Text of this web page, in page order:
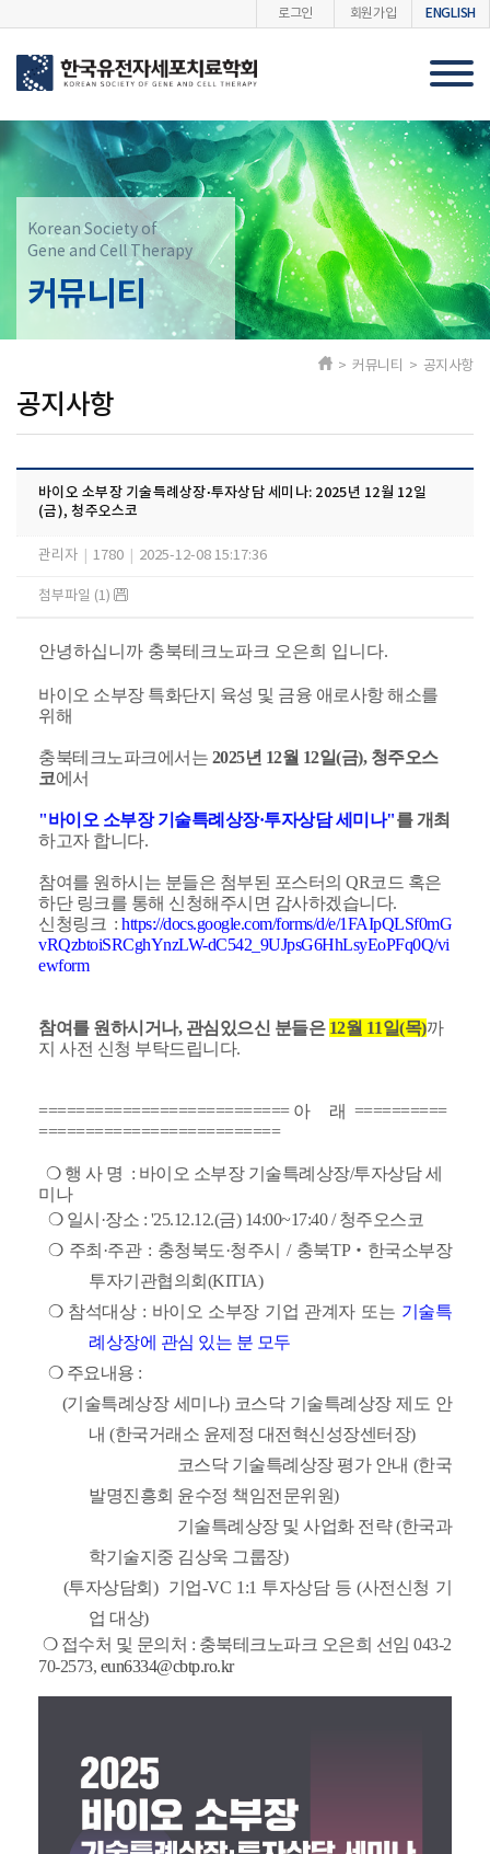
로그인 회원가입 ENGLISH
Korean Society of
Gene and Cell Therapy
커뮤니티
공지사항
> 커뮤니티 > 공지사항
바이오 소부장 기술특례상장·투자상담 세미나: 2025년 12월 12일
(금), 청주오스코
관리자 1780 2025-12-08 15:17:36
첨부파일 (1)
안녕하십니까 충북테크노파크 오은희 입니다.
바이오 소부장 특화단지 육성 및 금융 애로사항 해소를
위해
충북테크노파크에서는 2025년 12월 12일(금), 청주오스
코에서
"바이오 소부장 기술특례상장·투자상담 세미나"를개최
하고자 합니다.
참여를 원하시는 분들은 첨부된 포스터의 QR코드 혹은
하단 링크를 통해 신청해주시면 감사하겠습니다.
신청링크 : https://docs.google.com/forms/d/e/1FAIpQLSf0mG
vRQzbtoiSRCghYnzLW-dC542_9UJpsG6HhLsyEoPFq0Q/vi
ewform
참여를 원하시거나, 관심있으신 분들은 12월 11일(목)까
지 사전 신청 부탁드립니다.
=========================== 아 래 ==========
==========================
❍ 행 사 명 : 바이오 소부장 기술특례상장/투자상담 세
미나
❍ 일시·장소 : '25.12.12.(금) 14:00~17:40 / 청주오스코
❍ 주최·주관 : 충청북도·청주시 / 충북TP‧한국소부장
투자기관협의회(KITIA)
❍ 참석대상 : 바이오 소부장 기업 관계자 또는 기술특
례상장에 관심 있는 분 모두
❍ 주요내용 :
(기술특례상장 세미나) 코스닥 기술특례상장 제도 안
내 (한국거래소 윤제정 대전혁신성장센터장)
코스닥 기술특례상장 평가 안내 (한국
발명진흥회 윤수정 책임전문위원)
기술특례상장 및 사업화 전략(한국과
학기술지중 김상욱 그룹장)
(투자상담회) 기업-VC 1:1 투자상담 등 (사전신청 기
업 대상)
❍ 접수처 및 문의처 : 충북테크노파크 오은희 선임 043-2
70-2573, eun6334@cbtp.ro.kr